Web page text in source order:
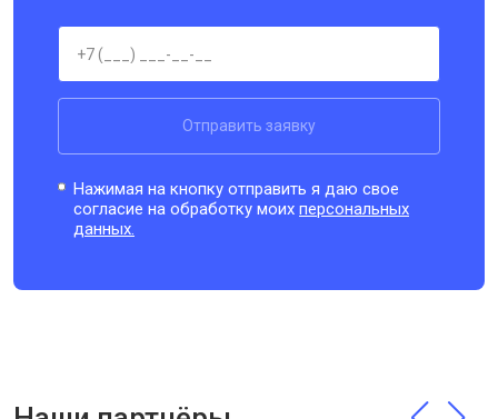
Отправить заявку
Нажимая на кнопку отправить я даю свое
согласие на обработку моихперсональных
данных.